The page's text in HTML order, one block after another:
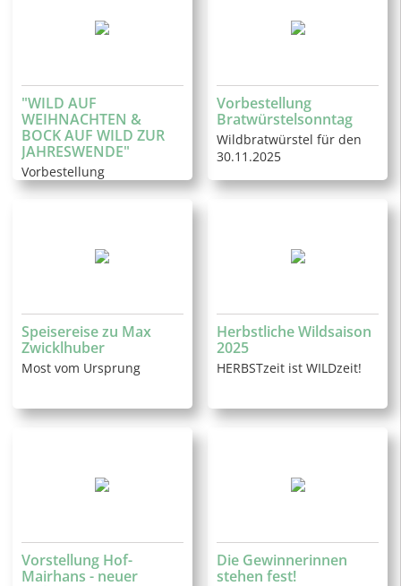
"WILD AUF
WEIHNACHTEN &
BOCK AUF WILD ZUR
JAHRESWENDE"
Vorbestellung
Weihnachten
Vorbestellung
Bratwürstelsonntag
Wildbratwürstel für den
30.11.2025
Speisereise zu Max
Zwicklhuber
Most vom Ursprung
Herbstliche Wildsaison
2025
HERBSTzeit ist WILDzeit!
Vorstellung Hof-
Mairhans - neuer
Die Gewinnerinnen
stehen fest!